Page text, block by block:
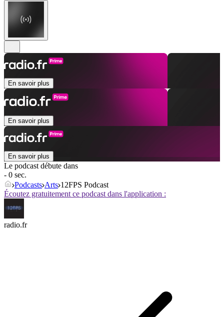
En savoir plus
En savoir plus
En savoir plus
Le podcast débute dans
- 0 sec.
Podcasts Arts 12FPS Podcast
Écoutez gratuitement ce podcast dans l'application :
radio.fr